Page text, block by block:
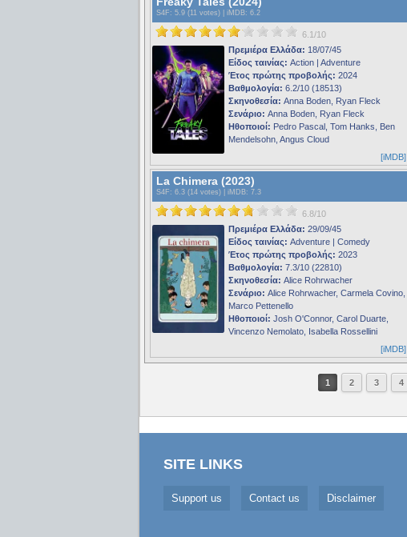
S4F : 5.9 (11 votes) | iMDB: 6.2
6.1/10
Πρεμιέρα Ελλάδα: 18/07/45
Είδος ταινίας: Action | Adventure
Έτος πρώτης προβολής: 2024
Βαθμολογία: 6.2/10 (18513)
Σκηνοθεσία: Anna Boden, Ryan Fleck
Σενάριο: Anna Boden, Ryan Fleck
Ηθοποιοί: Pedro Pascal, Tom Hanks, Ben
Mendelsohn, Angus Cloud
[iMDB]
La Chimera (2023)
S4F : 6.3 (14 votes) | iMDB: 7.3
6.8/10
Πρεμιέρα Ελλάδα: 29/09/45
Είδος ταινίας: Adventure | Comedy
Έτος πρώτης προβολής: 2023
Βαθμολογία: 7.3/10 (22810)
Σκηνοθεσία: Alice Rohrwacher
Σενάριο: Alice Rohrwacher, Carmela Covino,
Marco Pettenello
Ηθοποιοί: Josh O'Connor, Carol Duarte,
Vincenzo Nemolato, Isabella Rossellini
[iMDB]
1 2 3 4
SITE LINKS
Support us Contact us Disclaimer